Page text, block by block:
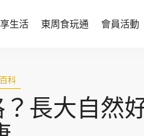
生活 東周食玩通 會員活動
時尚生活
科
長大自然